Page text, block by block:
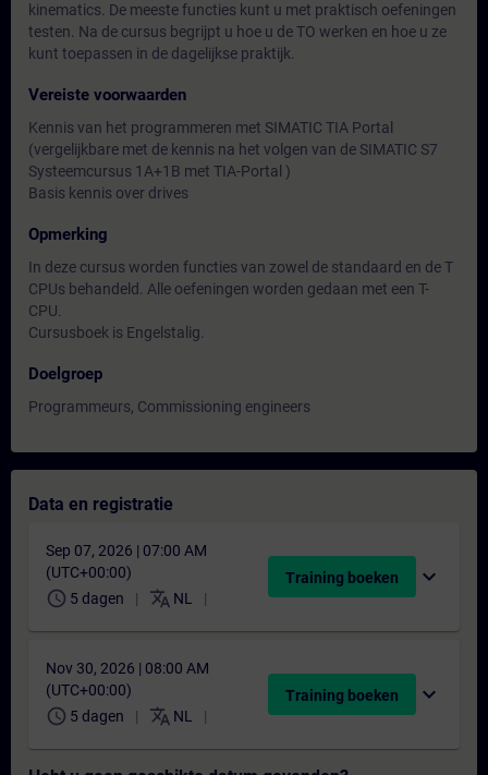
kinematics. De meeste functies kunt u met praktisch oefeningen
testen. Na de cursus begrijpt u hoe u de TO werken en hoe u ze
kunt toepassen in de dagelijkse praktijk.
Vereiste voorwaarden
Kennis van het programmeren met SIMATIC TIA Portal
(vergelijkbare met de kennis na het volgen van de SIMATIC S7
Systeemcursus 1A+1B met TIA-Portal )
Basis kennis over drives
Opmerking
In deze cursus worden functies van zowel de standaard en de T
CPUs behandeld. Alle oefeningen worden gedaan met een T-
CPU.
Cursusboek is Engelstalig.
Doelgroep
Programmeurs, Commissioning engineers
Data en registratie
Sep 07, 2026 | 07:00 AM
(UTC+00:00)
schedule 5 dagen translate NL
Training boeken expand_more
Nov 30, 2026 | 08:00 AM
(UTC+00:00)
schedule 5 dagen translate NL
Training boeken expand_more